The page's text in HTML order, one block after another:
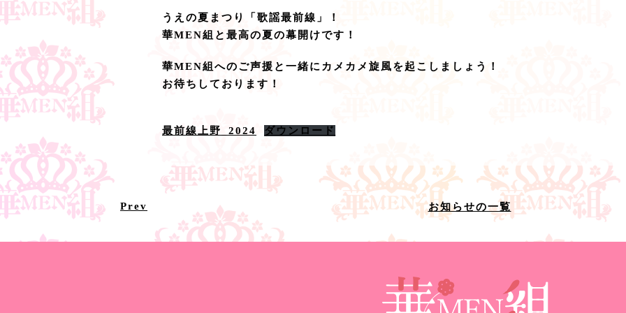
うえの夏まつり「歌謡最前線」！
華MEN組と最高の夏の幕開けです！
華MEN組へのご声援と一緒にカメカメ旋風を起こしましょう！
お待ちしております！
最前線上野_2024 ダウンロード
Prev お知らせの一覧